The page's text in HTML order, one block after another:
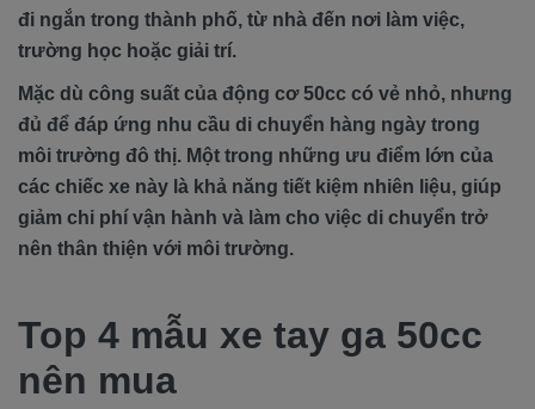
đi ngắn trong thành phố, từ nhà đến nơi làm việc,
trường học hoặc giải trí.
Mặc dù công suất của động cơ 50cc có vẻ nhỏ, nhưng
đủ để đáp ứng nhu cầu di chuyển hàng ngày trong
môi trường đô thị. Một trong những ưu điểm lớn của
các chiếc xe này là khả năng tiết kiệm nhiên liệu, giúp
giảm chi phí vận hành và làm cho việc di chuyển trở
nên thân thiện với môi trường.
Top 4 mẫu xe tay ga 50cc
nên mua